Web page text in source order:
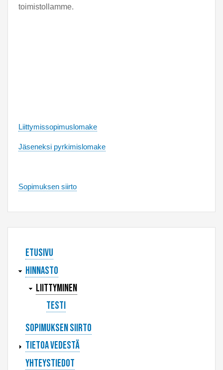
toimistollamme.
Liittymissopimuslomake
Jäseneksi pyrkimislomake
Sopimuksen siirto
Etusivu
Hinnasto
Liittyminen
testi
Sopimuksen siirto
Tietoa vedestä
Yhteystiedot